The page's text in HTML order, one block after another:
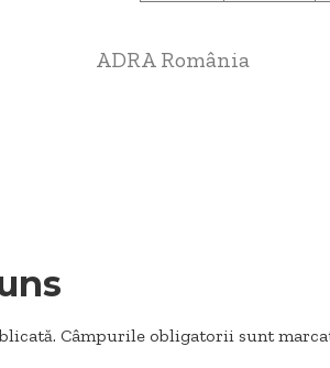
ADRA România
Câmpurile obligatorii sunt